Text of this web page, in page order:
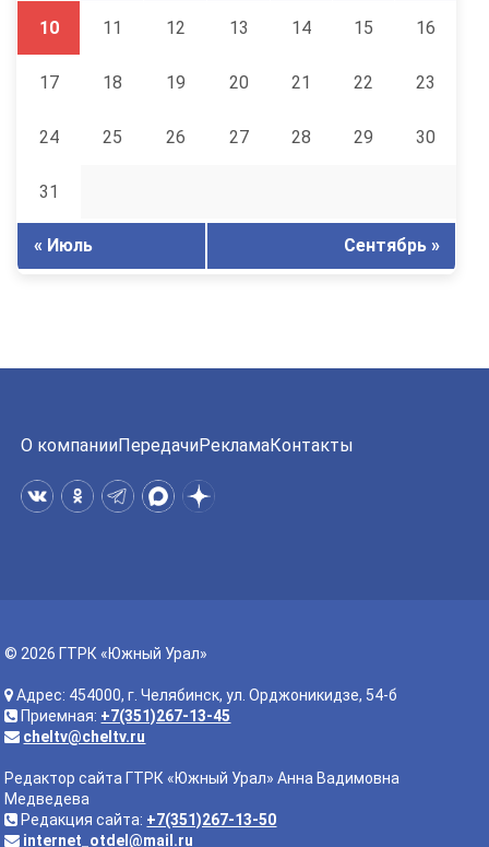
10 11 12 13 14 15 16
17 18 19 20 21 22 23
24 25 26 27 28 29 30
31
« Июль Сентябрь »
О компанииПередачиРекламаКонтакты
© 2026 ГТРК «Южный Урал»
Адрес: 454000, г. Челябинск, ул. Орджоникидзе, 54-б
Приемная: +7(351)267-13-45
cheltv@cheltv.ru
Редактор сайта ГТРК «Южный Урал» Анна Вадимовна
Медведева
Редакция сайта: +7(351)267-13-50
internet_otdel@mail.ru